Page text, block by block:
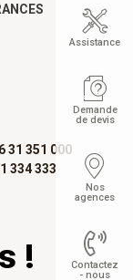
31 351 000
334 333
!
Assistance
Demande
de devis
Nos
agences
Contactez
- nous